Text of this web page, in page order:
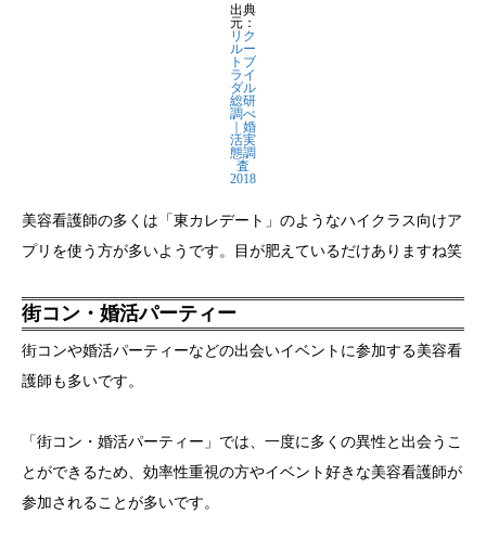
出典
元：
リク
ルー
トブ
ライ
ダル
総研
調べ
｜婚
活実
態調
査
2018
美容看護師の多くは「東カレデート」のようなハイクラス向けア
プリを使う方が多いようです。目が肥えているだけありますね笑
街コン・婚活パーティー
街コンや婚活パーティーなどの出会いイベントに参加する美容看
護師も多いです。
「街コン・婚活パーティー」では、一度に多くの異性と出会うこ
とができるため、効率性重視の方やイベント好きな美容看護師が
参加されることが多いです。